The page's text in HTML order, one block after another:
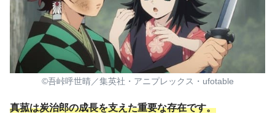
©吾峠呼世晴／集英社・アニプレックス・ufotable
真菰は炭治郎の成長を支えた重要な存在です。